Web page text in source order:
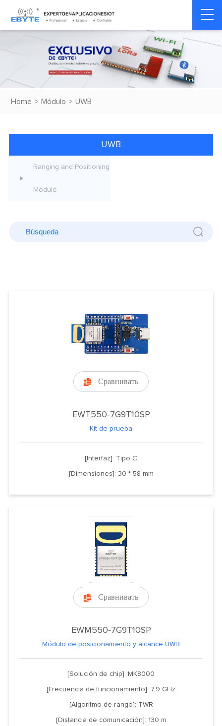
Home > Módulo > UWB
UWB
Ranging and Positioning
Module
 Сравнивать
EWT550-7G9T10SP
Kit de prueba
[Interfaz]: Tipo C
[Dimensiones]: 30 * 58 mm
 Сравнивать
EWM550-7G9T10SP
Módulo de posicionamiento y alcance UWB
[Solución de chip]: MK8000
[Frecuencia de funcionamiento]: 7,9 GHz
[Algoritmo de rango]: TWR
[Distancia de comunicación]: 130 m